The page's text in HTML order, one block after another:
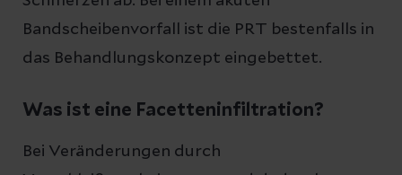
Bandscheibenvorfall ist die PRT bestenfalls in
das Behandlungskonzept eingebettet.
Was ist eine Facetteninfiltration?
Bei Veränderungen durch